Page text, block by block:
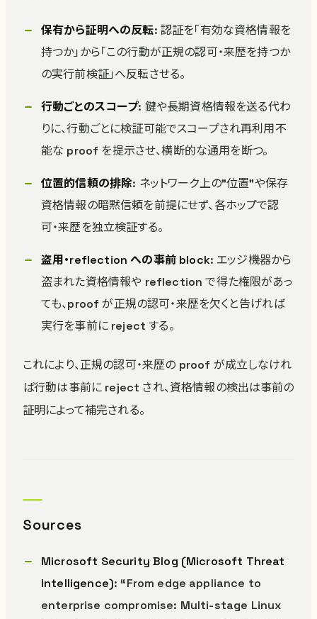
保有から証明への反転: 認証を「有効な資格情報を
持つか」から「この行動が正規の認可・来歴を持つか
の実行前検証」へ反転させる。
行動ごとのスコープ: 鍵や長期資格情報を送る代わ
りに、行動ごとに検証可能でスコープされ再利用不
能な proof を提示させ、横断的な通用を断つ。
位置的信頼の排除: ネットワーク上の”位置”や保存
資格情報の暗黙信頼を前提にせず、各ホップで認
可・来歴を独立検証する。
盗用・reflection への事前 block: エッジ機器から
盗まれた資格情報や reflection で得た権限があっ
ても、proof が正規の認可・来歴を欠くと告げれば
実行を事前に reject する。
これにより、正規の認可・来歴の proof が成立しなけれ
ば行動は事前に reject され、資格情報の検出は事前の
証明によって補完される。
Sources
Microsoft Security Blog (Microsoft Threat
Intelligence): “From edge appliance to
enterprise compromise: Multi-stage Linux